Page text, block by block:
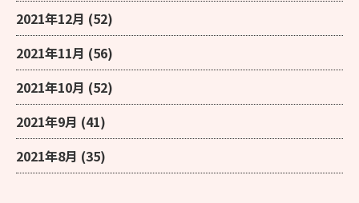
2021年12月 (52)
2021年11月 (56)
2021年10月 (52)
2021年9月 (41)
2021年8月 (35)